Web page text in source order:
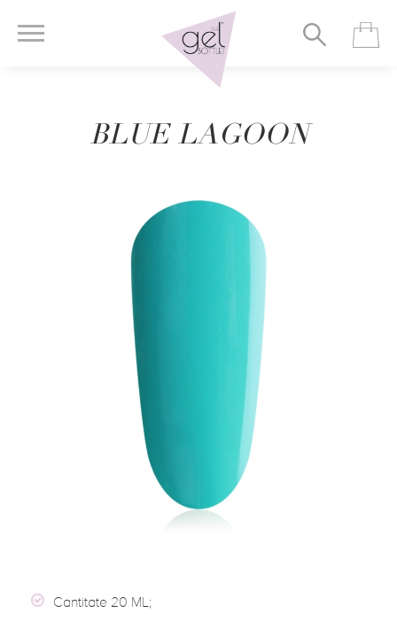
BLUE LAGOON
Cantitate 20 ML;